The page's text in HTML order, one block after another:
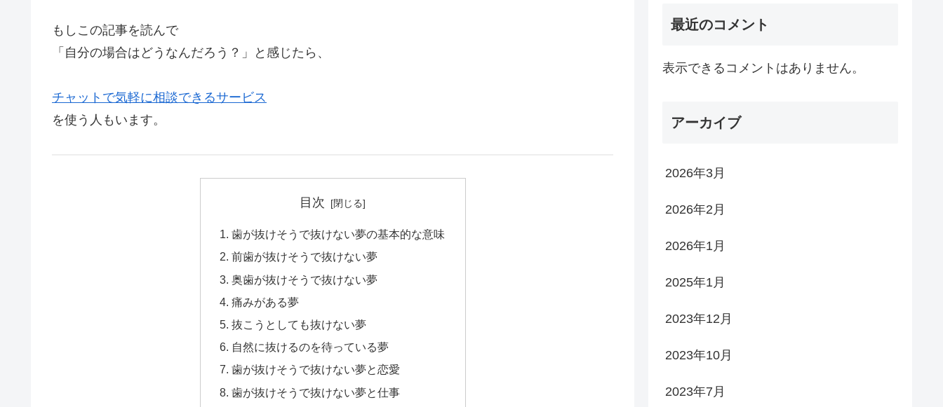
もしこの記事を読んで
「自分の場合はどうなんだろう？」と感じたら、
チャットで気軽に相談できるサービス
を使う人もいます。
目次
歯が抜けそうで抜けない夢の基本的な意味
前歯が抜けそうで抜けない夢
奥歯が抜けそうで抜けない夢
痛みがある夢
抜こうとしても抜けない夢
自然に抜けるのを待っている夢
歯が抜けそうで抜けない夢と恋愛
歯が抜けそうで抜けない夢と仕事
最近のコメント
表示できるコメントはありません。
アーカイブ
2026年3月
2026年2月
2026年1月
2025年1月
2023年12月
2023年10月
2023年7月